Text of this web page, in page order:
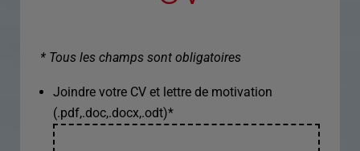
* Tous les champs sont obligatoires
Joindre votre CV et lettre de motivation
(.pdf,.doc,.docx,.odt)*